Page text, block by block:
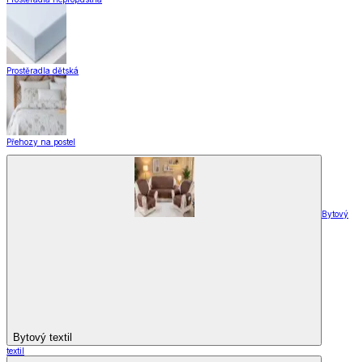
Prostěradla dětská
Přehozy na postel
Bytový textil
Bytový
textil